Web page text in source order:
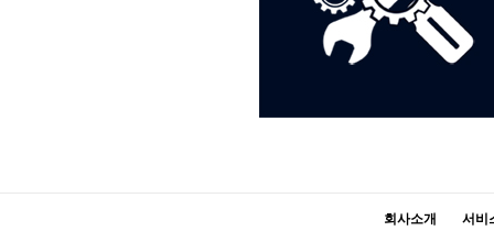
회사소개 서비